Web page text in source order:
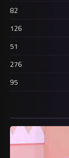
82
126
51
276
95